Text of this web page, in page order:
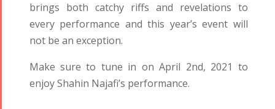
brings both catchy riffs and revelations to
every performance and this year’s event will
not be an exception.
Make sure to tune in on April 2nd, 2021 to
enjoy Shahin Najafi’s performance.
2006